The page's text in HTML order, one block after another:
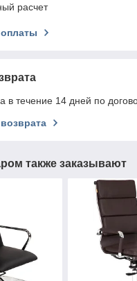
расчет
в течение 14 дней по
также заказывают